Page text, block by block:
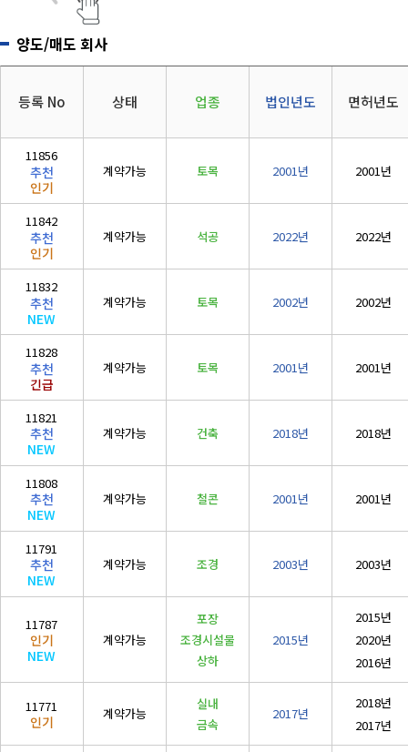
조경식재
철근·콘크리트공사업
(
철콘 )
구조물해체·비계공사업
상·하수도설비공사업
(
철도·궤도공사업
(
철강구조물공사업
(
수중·준설공사업
(
수중 / 준설 )
승강기·삭도공사업
(
기계가스설비공사
(
기계설비 /
)
(
시설물 )
숲가꾸기
자연휴양림
부동산개발
공법인
기타
5년법인
양도/매도 회사
등록 No 상태 업종 법인년도 면허년도
11856
추천
인기
계약가능 토목 2001년 2001년
11842
추천
인기
계약가능 석공 2022년 2022년
11832
추천
NEW
계약가능 토목 2002년 2002년
11828
추천
긴급
계약가능 토목 2001년 2001년
11821
추천
NEW
계약가능 건축 2018년 2018년
11808
추천
NEW
계약가능 철콘 2001년 2001년
11791
추천
NEW
계약가능 조경 2003년 2003년
11787
인기
NEW
계약가능
포장
조경시설물
상하
2015년
2015년
2020년
2016년
11771
인기 계약가능
실내
금속
2017년
2018년
2017년